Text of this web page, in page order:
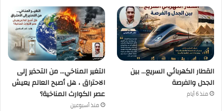
القطار الكهربائي السريع… بين
الجدل والفرصة
منذ 6 أيام
التغير المناخي… من التحذير إلى
الاحتراق ، هل أصبح العالم يعيش
عصر الكوارث المناخية؟
منذ أسبوعين